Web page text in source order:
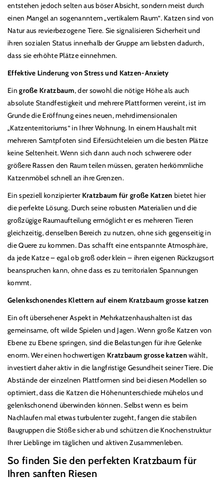
entstehen jedoch selten aus böser Absicht, sondern meist durch
einen Mangel an sogenanntem„vertikalem Raum“. Katzen sind von
Natur aus revierbezogene Tiere. Sie signalisieren Sicherheit und
ihren sozialen Status innerhalb der Gruppe am liebsten dadurch,
dass sie erhöhte Plätze einnehmen.
Effektive Linderung von Stress und Katzen-Anxiety
Eingroße Kratzbaum, der sowohl die nötige Höhe als auch
absolute Standfestigkeit und mehrere Plattformen vereint, ist im
Grunde die Eröffnung eines neuen, mehrdimensionalen
„Katzenterritoriums“in Ihrer Wohnung. In einem Haushalt mit
mehreren Samtpfoten sind Eifersüchteleien um die besten Plätze
keine Seltenheit. Wenn sich dann auch noch schwerere oder
größere Rassen den Raum teilen müssen, geraten herkömmliche
Katzenmöbel schnell an ihre Grenzen.
Ein speziell konzipierter Kratzbaum für große Katzen bietet hier
die perfekte Lösung. Durch seine robusten Materialien und die
großzügige Raumaufteilung ermöglicht er es mehreren Tieren
gleichzeitig, denselben Bereich zu nutzen, ohne sich gegenseitig in
die Quere zu kommen. Das schafft eine entspannte Atmosphäre,
da jede Katze– egal ob groß oder klein– ihren eigenen Rückzugsort
beanspruchen kann, ohne dass es zu territorialen Spannungen
kommt.
Gelenkschonendes Klettern auf einem Kratzbaum grosse katzen
Ein oftübersehener Aspekt in Mehrkatzenhaushalten ist das
gemeinsame, oft wilde Spielen und Jagen. Wenn große Katzen von
Ebene zu Ebene springen, sind die Belastungen für ihre Gelenke
enorm. Wer einen hochwertigen Kratzbaum grosse katzen wählt,
investiert daher aktiv in die langfristige Gesundheit seiner Tiere. Die
Abstände der einzelnen Plattformen sind bei diesen Modellen so
optimiert, dass die Katzen die Höhenunterschiede mühelos und
gelenkschonend überwinden können. Selbst wenn es beim
Nachlaufen mal etwas turbulenter zugeht, fangen die stabilen
Baugruppen die Stöße sicher ab und schützen die Knochenstruktur
Ihrer Lieblinge im täglichen und aktiven Zusammenleben.
So finden Sie den perfekten Kratzbaum für
Ihren sanften Riesen